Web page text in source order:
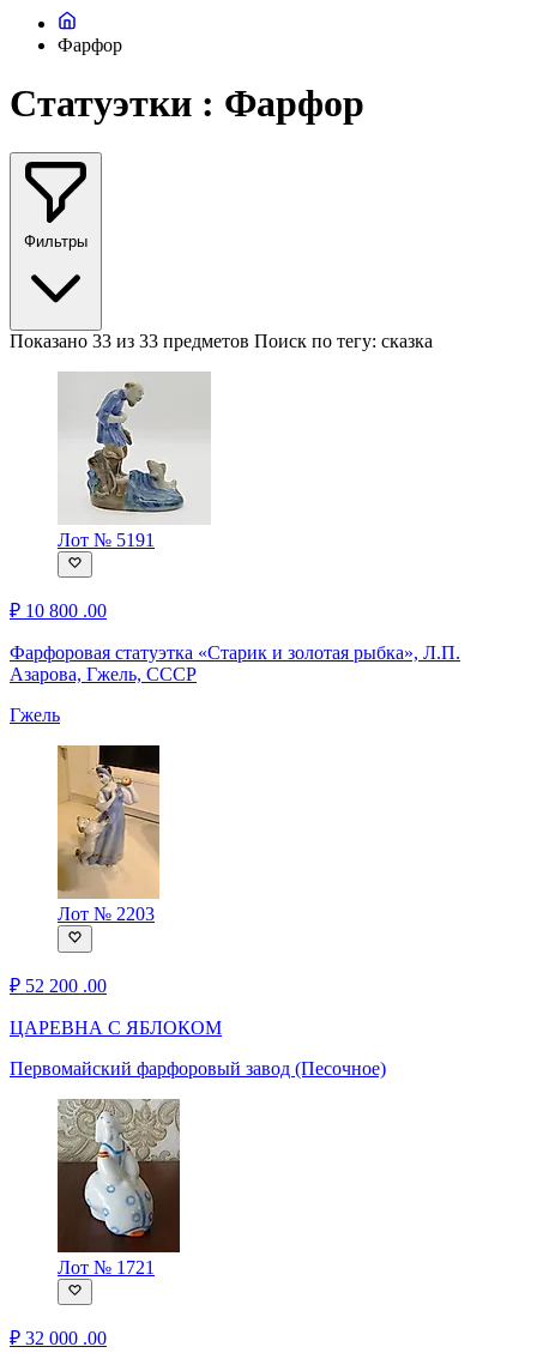
Фарфор
Статуэтки : Фарфор
Показано 33 из 33 предметов Поиск по тегу: сказка
Лот № 5191
₽ 10 800 .00
Фарфоровая статуэтка «Старик и золотая рыбка», Л.П.
Азарова, Гжель, СССР
Гжель
Лот № 2203
₽ 52 200 .00
ЦАРЕВНА С ЯБЛОКОМ
Первомайский фарфоровый завод (Песочное)
Лот № 1721
₽ 32 000 .00